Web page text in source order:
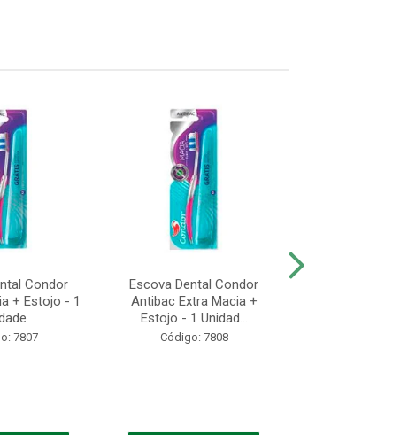
Condor
+ Estojo - 1
7807
Escova Dental Condor
Antibac Extra Macia +
Estojo - 1 Unidad...
Código: 7808